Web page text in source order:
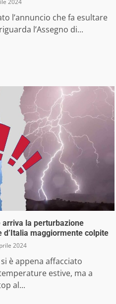
l’annuncio che fa esultare
l’Assegno di...
arriva la perturbazione
d’Italia maggiormente colpite
2024
è appena affacciato
estive, ma a
al...